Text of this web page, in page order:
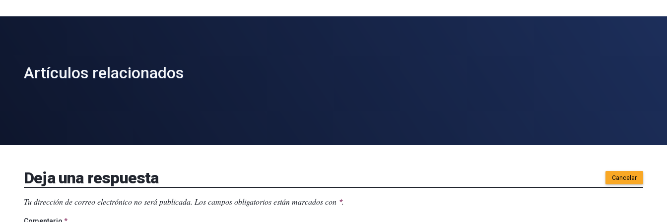
Artículos relacionados
Deja una respuesta Cancelar
Tu dirección de correo electrónico no será publicada. Los campos obligatorios están marcados con *.